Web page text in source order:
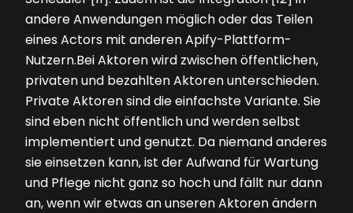
andere Anwendungen möglich oder das Teilen
eines Actors mit anderen Apify-Plattform-
Nutzern.Bei Aktoren wird zwischen öffentlichen,
privaten und bezahlten Aktoren unterschieden.
Private Aktoren sind die einfachste Variante. Sie
sind eben nicht öffentlich und werden selbst
implementiert und genutzt. Da niemand anderes
sie einsetzen kann, ist der Aufwand für Wartung
und Pflege nicht ganz so hoch und fällt nur dann
an, wenn wir etwas an unseren Aktoren ändern